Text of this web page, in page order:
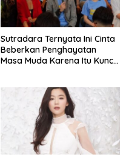
Sutradara Ternyata Ini Cinta
Beberkan Penghayatan
Masa Muda Karena Itu Kunci